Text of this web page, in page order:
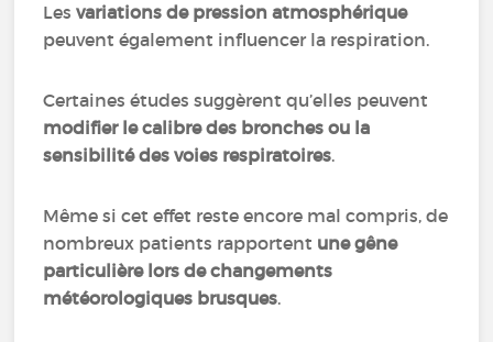
Lesvariations de pression atmosphérique
peuvent également influencer la respiration.
Certaines études suggèrent qu’elles peuvent
modifier le calibre des bronches ou la
sensibilité des voies respiratoires.
Même si cet effet reste encore mal compris, de
nombreux patients rapportent une gêne
particulière lors de changements
météorologiques brusques.